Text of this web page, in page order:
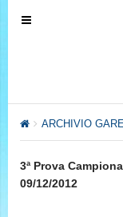
T
v
ARCHIVIO
3ª Prova
09/12/2012